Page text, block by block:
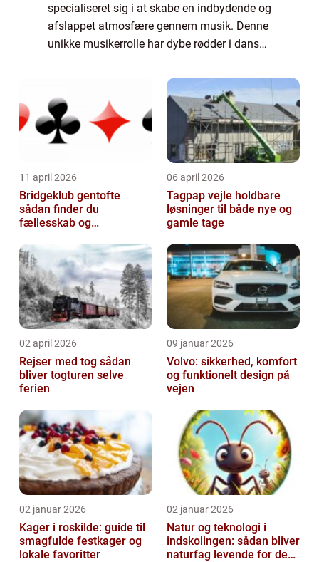
specialiseret sig i at skabe en indbydende og
afslappet atmosfære gennem musik. Denne
unikke musikerrolle har dybe rødder i dansk
11 april 2026
Bridgeklub gentofte
sådan finder du
fællesskab og
06 april 2026
Tagpap vejle holdbare
løsninger til både nye og
gamle tage
02 april 2026
Rejser med tog sådan
bliver togturen selve
ferien
09 januar 2026
Volvo: sikkerhed, komfort
og funktionelt design på
vejen
02 januar 2026
Kager i roskilde: guide til
smagfulde festkager og
lokale favoritter
02 januar 2026
Natur og teknologi i
indskolingen: sådan bliver
naturfag levende for de